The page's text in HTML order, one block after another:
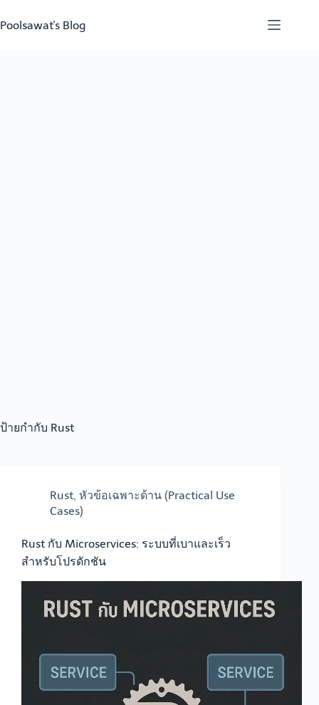
to
content
Poolsawat's Blog
ป้ายกำกับ Rust
Rust, หัวข้อเฉพาะด้าน (Practical Use
Cases)
Rust กับ Microservices: ระบบที่เบาและเร็ว
สำหรับโปรดักชัน